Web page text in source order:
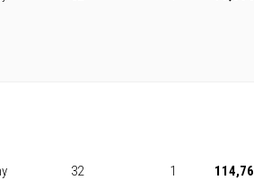
32 1 114,76